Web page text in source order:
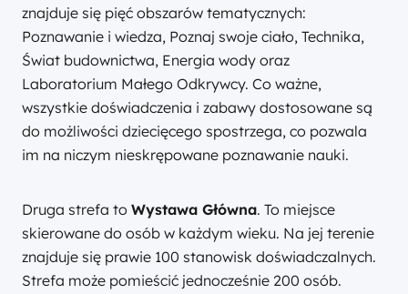
znajduje się pięć obszarów tematycznych:
Poznawanie i wiedza, Poznaj swoje ciało, Technika,
Świat budownictwa, Energia wody oraz
Laboratorium Małego Odkrywcy. Co ważne,
wszystkie doświadczenia i zabawy dostosowane są
do możliwości dziecięcego spostrzega, co pozwala
im na niczym nieskrępowane poznawanie nauki.
Druga strefa to Wystawa Główna. To miejsce
skierowane do osób w każdym wieku. Na jej terenie
znajduje się prawie 100 stanowisk doświadczalnych.
Strefa może pomieścić jednocześnie 200 osób.